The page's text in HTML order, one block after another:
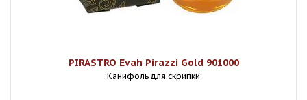
PIRASTRO Evah Pirazzi Gold 901000
Канифоль для скрипки